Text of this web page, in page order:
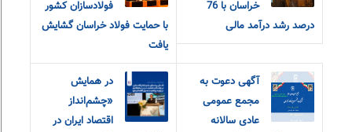
خراسان با 76
درصد رشد درآمد مالی
فولادسازان کشور
با حمایت فولاد خراسان گشایش
یافت
آگهی دعوت به
مجمع عمومی
عادی سالانه
در همایش
«چشم‌انداز
اقتصاد ایران در